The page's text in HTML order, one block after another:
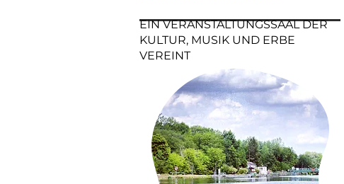
EIN VERANSTALTUNGSSAAL DER
KULTUR, MUSIK UND ERBE
VEREINT